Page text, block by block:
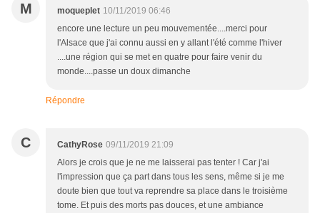
M moqueplet 10/11/2019 06:46
encore une lecture un peu mouvementée....merci pour
l'Alsace que j'ai connu aussi en y allant l'été comme l'hiver
....une région qui se met en quatre pour faire venir du
monde....passe un doux dimanche
Répondre
C CathyRose 09/11/2019 21:09
Alors je crois que je ne me laisserai pas tenter ! Car j'ai
l'impression que ça part dans tous les sens, même si je me
doute bien que tout va reprendre sa place dans le troisième
tome. Et puis des morts pas douces, et une ambiance